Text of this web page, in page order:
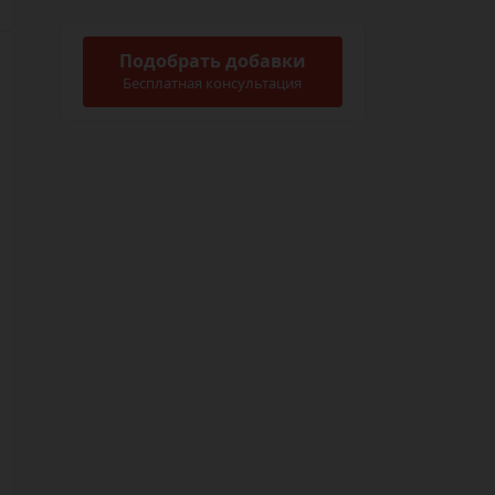
Подобрать добавки
Бесплатная консультация